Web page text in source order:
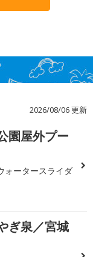
2026/08/06 更新
園屋外プー
ォータースライダ
ぎ泉／宮城